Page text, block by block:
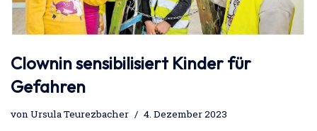
Clownin sensibilisiert Kinder für
Gefahren
vonUrsula Teurezbacher 4. Dezember 2023